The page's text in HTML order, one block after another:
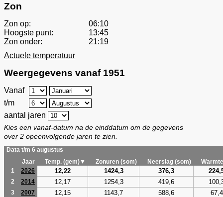
Zon
Zon op:
06:10
Hoogste punt:
13:45
Zon onder:
21:19
Actuele temperatuur
Weergegevens vanaf 1951
Vanaf
t/m
aantal jaren
Kies een vanaf-datum na de einddatum om de gegevens
over 2 opeenvolgende jaren te zien.
Data t/m 6 augustus
Jaar
Temp. (gem)▼ Zonuren (som) Neerslag (som)
1
2026 12,22 1424,3 376,3
2 2014 12,17 1254,3 419,6
3 2007 12,15 1143,7 588,6 67,4